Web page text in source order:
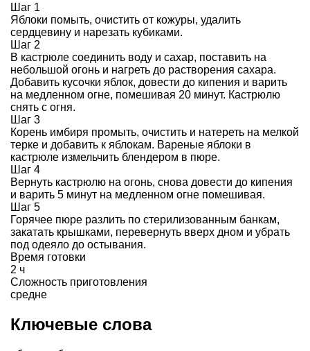
Шаг 1
Яблоки помыть, очистить от кожуры, удалить
сердцевину и нарезать кубиками.
Шаг 2
В кастрюле соединить воду и сахар, поставить на
небольшой огонь и нагреть до растворения сахара.
Добавить кусочки яблок, довести до кипения и варить
на медленном огне, помешивая 20 минут. Кастрюлю
снять с огня.
Шаг 3
Корень имбиря промыть, очистить и натереть на мелкой
терке и добавить к яблокам. Вареные яблоки в
кастрюле измельчить блендером в пюре.
Шаг 4
Вернуть кастрюлю на огонь, снова довести до кипения
и варить 5 минут на медленном огне помешивая.
Шаг 5
Горячее пюре разлить по стерилизованным банкам,
закатать крышками, перевернуть вверх дном и убрать
под одеяло до остывания.
Время готовки
2 ч
Сложность приготовления
средне
Ключевые слова